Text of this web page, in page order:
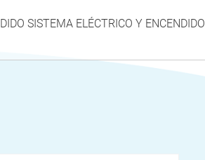
SISTEMA ELÉCTRICO Y ENCENDIDO